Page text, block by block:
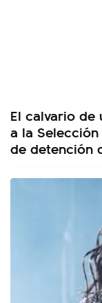
El calvario de
a la
de detención